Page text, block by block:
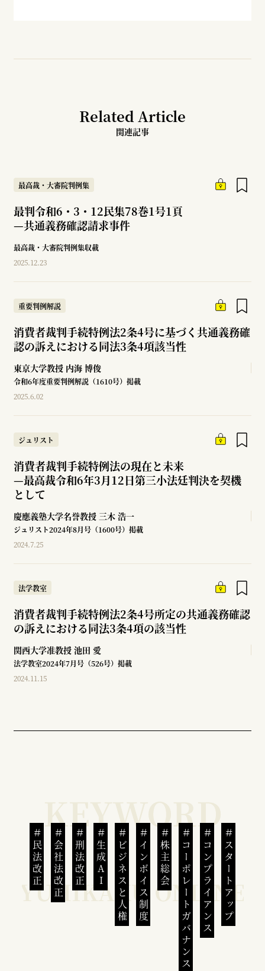
Related Article
関連記事
最高裁・大審院判例集
最判令和6・3・12民集78巻1号1頁
—共通義務確認請求事件
最高裁・大審院判例集収載
2025.12.23
重要判例解説
消費者裁判手続特例法2条4号に基づく共通義務確
認の訴えにおける同法3条4項該当性
東京大学教授 内海 博俊
令和6年度重要判例解説（1610号）掲載
2025.6.02
ジュリスト
消費者裁判手続特例法の現在と未来
—最高裁令和6年3月12日第三小法廷判決を契機
として
慶應義塾大学名誉教授 三木 浩一
ジュリスト2024年8月号（1600号）掲載
2024.7.25
法学教室
消費者裁判手続特例法2条4号所定の共通義務確認
の訴えにおける同法3条4項の該当性
関西大学准教授 池田 愛
法学教室2024年7月号（526号）掲載
2024.11.15
民法改正 会社法改正 刑法改正 生成AI ビジネスと人権インボイス制度 株主総会 コーポレートガバナンスコンプライアンススタートアップ